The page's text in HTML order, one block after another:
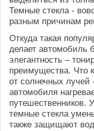
Темные стекла -
разным причинам
Откуда такая
делает автомобиль
элегантность –
преимущества. Что
от солнечных лучей
автомобиля
путешественников.
темные стекла
также защищают